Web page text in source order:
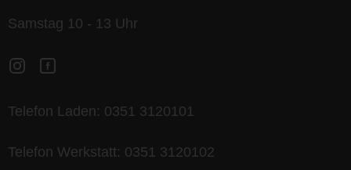
Samstag 10 - 13 Uhr
Telefon Laden: 0351 3120101
Telefon Werkstatt: 0351 3120102